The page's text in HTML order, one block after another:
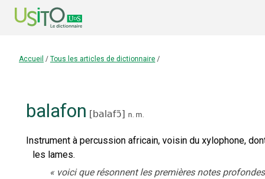
Accueil / Tous les articles de dictionnaire /
balafon [balafɔ̃] n. m.
Instrument à percussion africain, voisin du xylophone,
les lames.
« voici que résonnent les premières notes